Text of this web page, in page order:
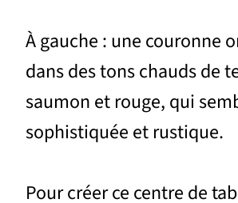
À gauche : une couronne
dans des tons chauds de
saumon et rouge, qui
sophistiquée et rustique.
Pour créer ce centre de